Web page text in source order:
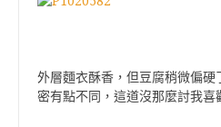
外層麵衣酥香，但豆腐稍微偏
密有點不同，這道沒那麼討我喜